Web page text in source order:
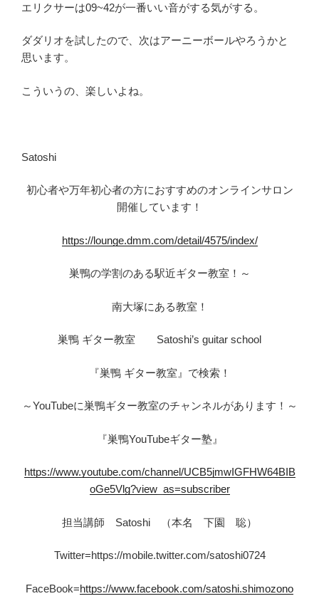
エリクサーは09~42が一番いい音がする気がする。
ダダリオを試したので、次はアーニーボールやろうかと
思います。
こういうの、楽しいよね。
Satoshi
初心者や万年初心者の方におすすめのオンラインサロン
開催しています！
https://lounge.dmm.com/detail/4575/index/
巣鴨の学割のある駅近ギター教室！～
南大塚にある教室！
巣鴨 ギター教室 Satoshi’s guitar school
『巣鴨 ギター教室』で検索！
～YouTubeに巣鴨ギター教室のチャンネルがあります！～
『巣鴨YouTubeギター塾』
https://www.youtube.com/channel/UCB5jmwIGFHW64BIB
oGe5Vlg?view_as=subscriber
担当講師 Satoshi （本名 下園 聡）
Twitter=https://mobile.twitter.com/satoshi0724
FaceBook=https://www.facebook.com/satoshi.shimozono